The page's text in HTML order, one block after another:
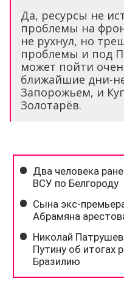
Да, ресурсы не
проблемы на
не рухнул, но
проблемы и под
может пойти
ближайшие дни-
Запорожьем, и
Золотарёв.